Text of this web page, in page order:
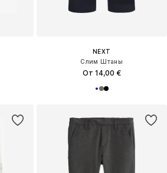
NEXT
Слим Штаны
От 14,00 €